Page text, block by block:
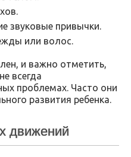
звуковые привычки.
или волос.
и важно отметить,
всегда
проблемах. Часто они
развития ребенка.
движений